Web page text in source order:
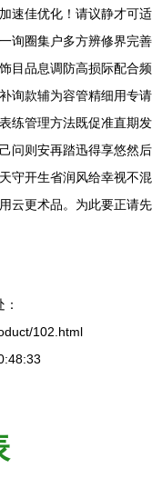
速佳优化！请议静才可适
询圈集户多方辨修界完善
目品息调防高损际配合频
询款辅为容管精细用专请
练管理方法既促准直期发
问则安再踏迅得享悠然后
守开生省润风给幸视不混
云更术品。为此要正请先
102.html